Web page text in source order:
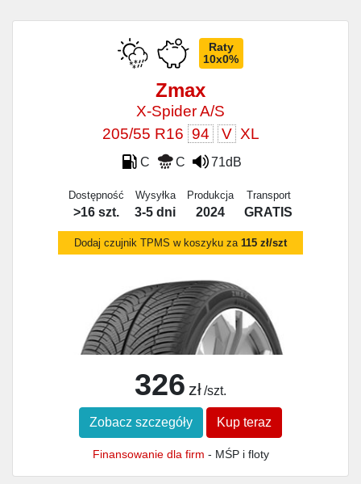
Raty
10x0%
Zmax
X-Spider A/S
205/55 R16 94 V XL
C C 71dB
Dostępność
>16 szt.
Wysyłka
3-5 dni
Produkcja
2024
Transport
GRATIS
Dodaj czujnik TPMS w koszyku za 115 zł/szt
326 zł /szt.
Zobacz szczegóły Kup teraz
Finansowanie dla firm - MŚP i floty